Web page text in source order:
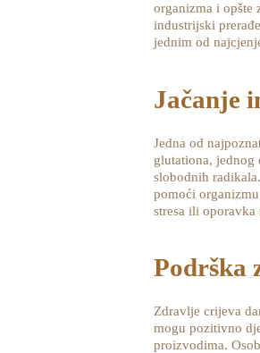
organizma i opšte
industrijski
jednim od
Jačanje
Jedna od
glutationa, jednog
slobodnih
pomoći
stresa ili oporavka
Podrška
Zdravlje crijeva
mogu pozitivno
proizvodima.